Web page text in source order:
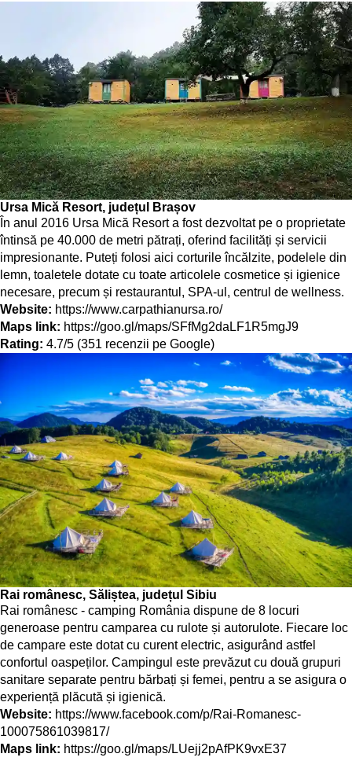
Ursa Mică Resort, județul Brașov
În anul 2016 Ursa Mică Resort a fost dezvoltat pe o proprietate
întinsă pe 40.000 de metri pătrați, oferind facilități și servicii
impresionante. Puteți folosi aici corturile încălzite, podelele din
lemn, toaletele dotate cu toate articolele cosmetice și igienice
necesare, precum și restaurantul, SPA-ul, centrul de wellness.
Website: https://www.carpathianursa.ro/
Maps link: https://goo.gl/maps/SFfMg2daLF1R5mgJ9
Rating: 4.7/5 (351 recenzii pe Google)
Rai românesc, Săliștea, județul Sibiu
Rai românesc - camping România dispune de 8 locuri
generoase pentru camparea cu rulote și autorulote. Fiecare loc
de campare este dotat cu curent electric, asigurând astfel
confortul oaspeților. Campingul este prevăzut cu două grupuri
sanitare separate pentru bărbați și femei, pentru a se asigura o
experiență plăcută și igienică.
Website: https://www.facebook.com/p/Rai-Romanesc-
100075861039817/
Maps link: https://goo.gl/maps/LUejj2pAfPK9vxE37